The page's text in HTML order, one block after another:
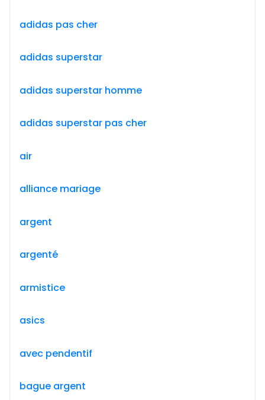
adidas pas cher
adidas superstar
adidas superstar homme
adidas superstar pas cher
air
alliance mariage
argent
argenté
armistice
asics
avec pendentif
bague argent